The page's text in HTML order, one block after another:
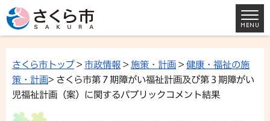
さくら市トップ> 市政情報 > 施策・計画 > 健康・福祉の施
策・計画> さくら市第７期障がい福祉計画及び第３期障がい
児福祉計画（案）に関するパブリックコメント結果